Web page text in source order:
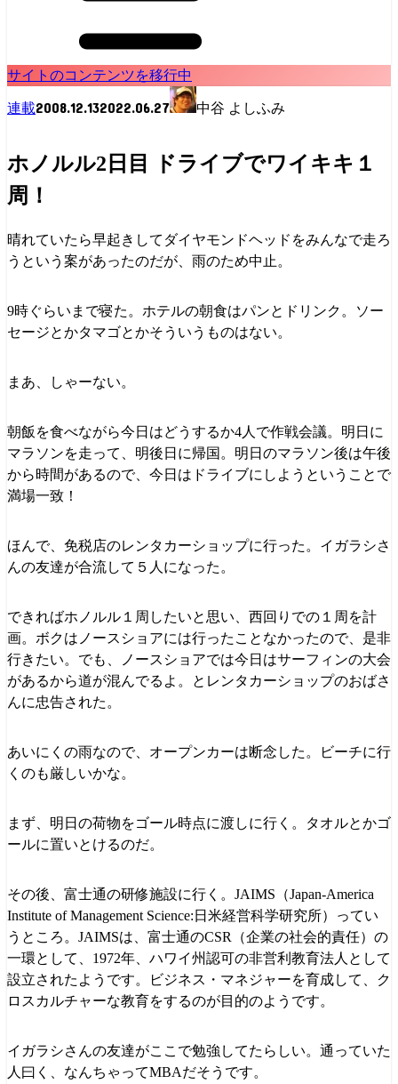
サイトのコンテンツを移行中
連載2008.12.132022.06.27 中谷 よしふみ
ホノルル2日目 ドライブでワイキキ１
周！
晴れていたら早起きしてダイヤモンドヘッドをみんなで走ろ
うという案があったのだが、雨のため中止。
9時ぐらいまで寝た。ホテルの朝食はパンとドリンク。ソー
セージとかタマゴとかそういうものはない。
まあ、しゃーない。
朝飯を食べながら今日はどうするか4人で作戦会議。明日に
マラソンを走って、明後日に帰国。明日のマラソン後は午後
から時間があるので、今日はドライブにしようということで
満場一致！
ほんで、免税店のレンタカーショップに行った。イガラシさ
んの友達が合流して５人になった。
できればホノルル１周したいと思い、西回りでの１周を計
画。ボクはノースショアには行ったことなかったので、是非
行きたい。でも、ノースショアでは今日はサーフィンの大会
があるから道が混んでるよ。とレンタカーショップのおばさ
んに忠告された。
あいにくの雨なので、オープンカーは断念した。ビーチに行
くのも厳しいかな。
まず、明日の荷物をゴール時点に渡しに行く。タオルとかゴ
ールに置いとけるのだ。
その後、富士通の研修施設に行く。JAIMS（Japan-America
Institute of Management Science:日米経営科学研究所）ってい
うところ。JAIMSは、富士通のCSR（企業の社会的責任）の
一環として、1972年、ハワイ州認可の非営利教育法人として
設立されたようです。ビジネス・マネジャーを育成して、ク
ロスカルチャーな教育をするのが目的のようです。
イガラシさんの友達がここで勉強してたらしい。通っていた
人曰く、なんちゃってMBAだそうです。